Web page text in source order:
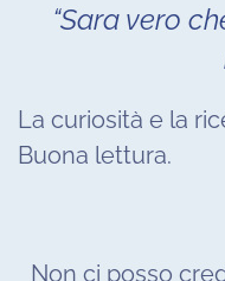
“Sara vero
La curiosità e la
Buona lettura.
Non ci posso